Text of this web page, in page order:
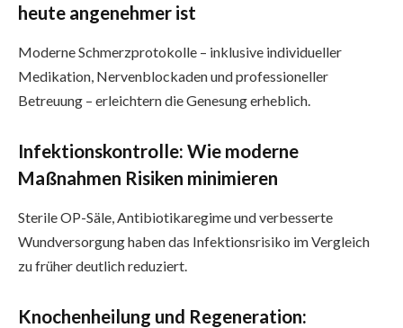
heute angenehmer ist
Moderne Schmerzprotokolle – inklusive individueller
Medikation, Nervenblockaden und professioneller
Betreuung – erleichtern die Genesung erheblich.
Infektionskontrolle: Wie moderne
Maßnahmen Risiken minimieren
Sterile OP-Säle, Antibiotikaregime und verbesserte
Wundversorgung haben das Infektionsrisiko im Vergleich
zu früher deutlich reduziert.
Knochenheilung und Regeneration: